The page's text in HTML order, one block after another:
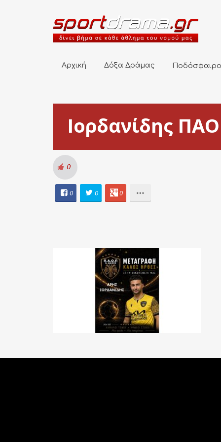
Αρχική Δόξα Δράμας Ποδόσφαιρο
Ιορδανίδης
0
0 0 0